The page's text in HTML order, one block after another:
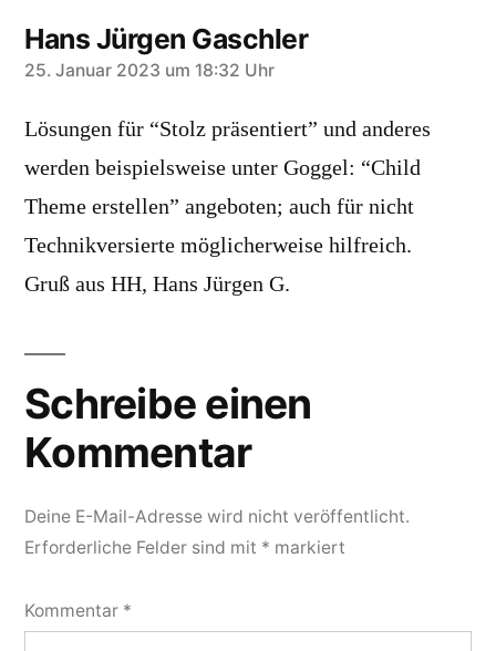
Hans Jürgen Gaschler
sagt:
25. Januar 2023 um 18:32 Uhr
Lösungen für “Stolz präsentiert” und anderes
werden beispielsweise unter Goggel: “Child
Theme erstellen” angeboten; auch für nicht
Technikversierte möglicherweise hilfreich.
Gruß aus HH, Hans Jürgen G.
Schreibe einen
Kommentar
Deine E-Mail-Adresse wird nicht veröffentlicht.
Erforderliche Felder sind mit * markiert
Kommentar *